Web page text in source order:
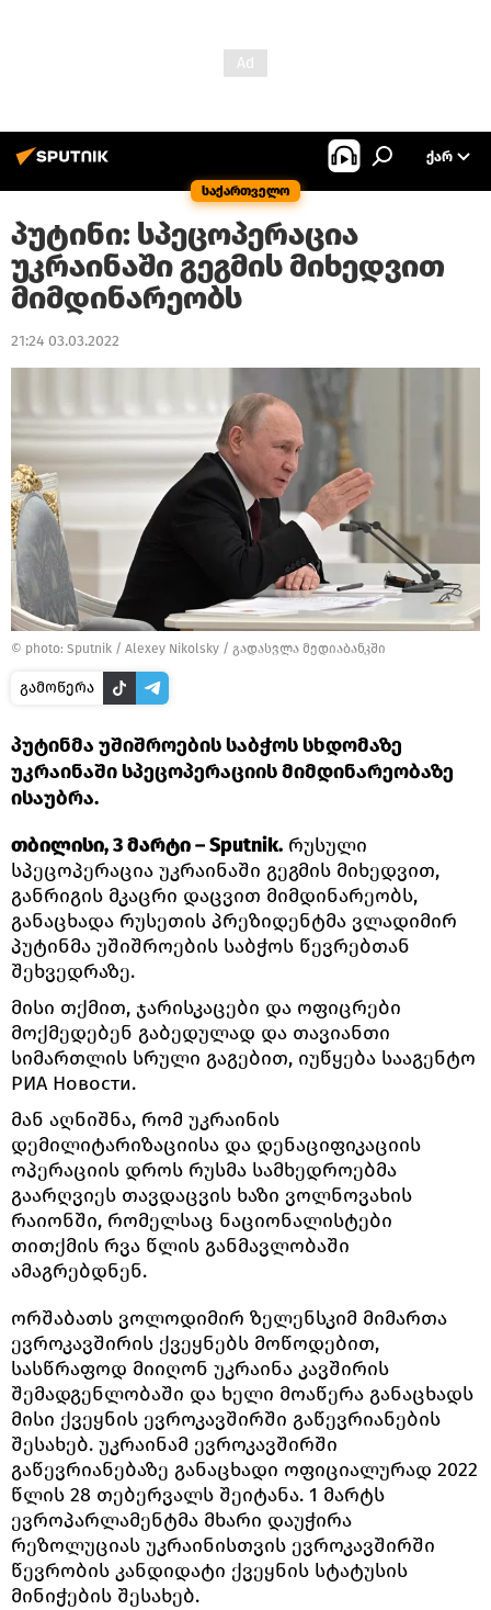
საქართველო
ᲥᲐᲠ
პუტინი: სპეცოპერაცია
უკრაინაში გეგმის მიხედვით
მიმდინარეობს
21:24 03.03.2022
© photo: Sputnik / Alexey Nikolsky / გადასვლა მედიაბანკში
გამოწერა
პუტინმა უშიშროების საბჭოს სხდომაზე
უკრაინაში სპეცოპერაციის მიმდინარეობაზე
ისაუბრა.
თბილისი, 3 მარტი – Sputnik. რუსული
სპეცოპერაცია უკრაინაში გეგმის მიხედვით,
განრიგის მკაცრი დაცვით მიმდინარეობს,
განაცხადა რუსეთის პრეზიდენტმა ვლადიმირ
პუტინმა უშიშროების საბჭოს წევრებთან
შეხვედრაზე.
მისი თქმით, ჯარისკაცები და ოფიცრები
მოქმედებენ გაბედულად და თავიანთი
სიმართლის სრული გაგებით, იუწყება სააგენტო
РИА Новости.
მან აღნიშნა, რომ უკრაინის
დემილიტარიზაციისა და დენაციფიკაციის
ოპერაციის დროს რუსმა სამხედროებმა
გაარღვიეს თავდაცვის ხაზი ვოლნოვახის
რაიონში, რომელსაც ნაციონალისტები
თითქმის რვა წლის განმავლობაში
ამაგრებდნენ.
ორშაბათს ვოლოდიმირ ზელენსკიმ მიმართა
ევროკავშირის ქვეყნებს მოწოდებით,
სასწრაფოდ მიიღონ უკრაინა კავშირის
შემადგენლობაში და ხელი მოაწერა განაცხადს
მისი ქვეყნის ევროკავშირში გაწევრიანების
შესახებ. უკრაინამ ევროკავშირში
გაწევრიანებაზე განაცხადი ოფიციალურად 2022
წლის 28 თებერვალს შეიტანა. 1 მარტს
ევროპარლამენტმა მხარი დაუჭირა
რეზოლუციას უკრაინისთვის ევროკავშირში
წევრობის კანდიდატი ქვეყნის სტატუსის
მინიჭების შესახებ.